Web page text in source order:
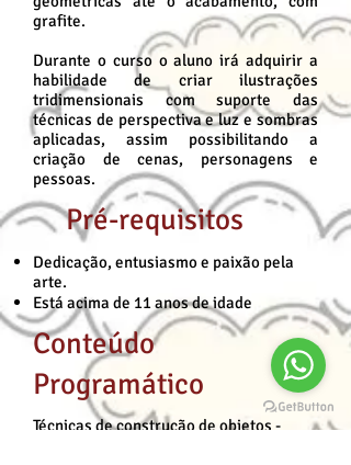
grafite.
Durante o curso o aluno irá adquirir a
habilidade de criar ilustrações
tridimensionais com suporte das
técnicas de perspectiva e luz e sombras
aplicadas, assim possibilitando a
criação de cenas, personagens e
pessoas.
Pré-requisitos
Dedicação, entusiasmo e paixão pela
arte.
Está acima de 11 anos de idade
Conteúdo
Programático
Técnicas de construção de objetos -